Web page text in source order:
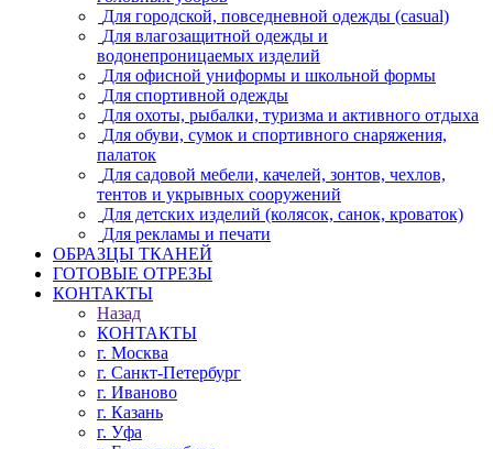
Для городской, повседневной одежды (casual)
Для влагозащитной одежды и
водонепроницаемых изделий
Для офисной униформы и школьной формы
Для спортивной одежды
Для охоты, рыбалки, туризма и активного отдыха
Для обуви, сумок и спортивного снаряжения,
палаток
Для садовой мебели, качелей, зонтов, чехлов,
тентов и укрывных сооружений
Для детских изделий (колясок, санок, кроваток)
Для рекламы и печати
ОБРАЗЦЫ ТКАНЕЙ
ГОТОВЫЕ ОТРЕЗЫ
КОНТАКТЫ
Назад
КОНТАКТЫ
г. Москва
г. Санкт-Петербург
г. Иваново
г. Казань
г. Уфа